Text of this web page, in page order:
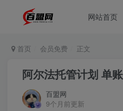
网站首页
首页 会员免费 正文
阿尔法托管计划 单
百盟网
9个月前更新